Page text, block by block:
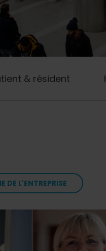
& résident
DE L'ENTREPRISE